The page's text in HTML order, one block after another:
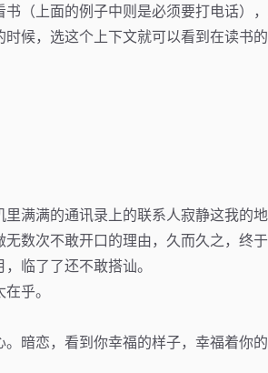
（上面的例子中则是必须要打电话）
候，选这个上下文就可以看到在读书
满满的通讯录上的联系人寂静这我的地
数次不敢开口的理由，久而久之，终
临了了还不敢搭讪。
乎。
暗恋，看到你幸福的样子，幸福着你的